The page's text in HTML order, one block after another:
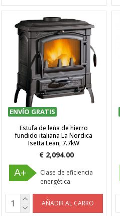
ENVÍO GRATIS
Estufa de leña de hierro
fundido italiana La Nordica
Isetta Lean, 7.7kW
€ 2,094.00
A+
Clase de eficiencia
energética
AÑADIR AL CARRO